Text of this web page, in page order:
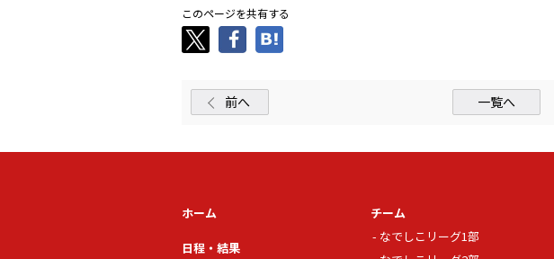
このページを共有する
前へ 一覧へ
ホーム
日程・結果
チーム
なでしこリーグ1部